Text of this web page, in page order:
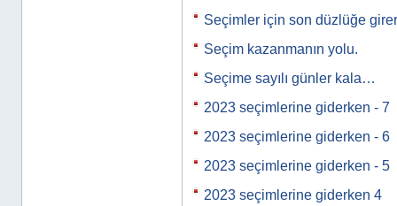
Seçimler için son düzlüğe
Seçim kazanmanın yolu.
Seçime sayılı günler kala…
2023 seçimlerine giderken - 7
2023 seçimlerine giderken - 6
2023 seçimlerine giderken - 5
2023 seçimlerine giderken 4